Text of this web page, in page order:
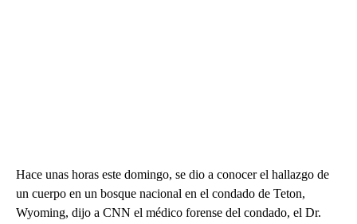
Hace unas horas este domingo, se dio a conocer el hallazgo de
un cuerpo en un bosque nacional en el condado de Teton,
Wyoming, dijo a CNN el médico forense del condado, el Dr.